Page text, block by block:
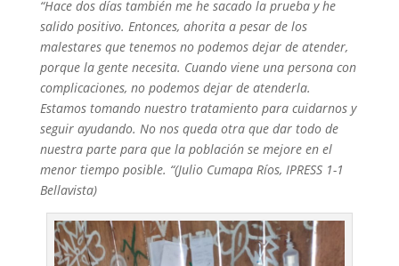
“Hace dos días también me he sacado la prueba y he
salido positivo. Entonces, ahorita a pesar de los
malestares que tenemos no podemos dejar de atender,
porque la gente necesita. Cuando viene una persona con
complicaciones, no podemos dejar de atenderla.
Estamos tomando nuestro tratamiento para cuidarnos y
seguir ayudando. No nos queda otra que dar todo de
nuestra parte para que la población se mejore en el
menor tiempo posible. “(Julio Cumapa Ríos, IPRESS 1-1
Bellavista)